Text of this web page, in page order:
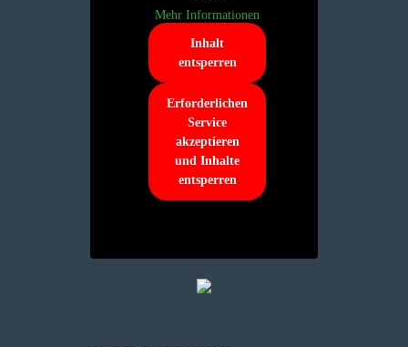
Mehr Informationen
Inhalt
entsperren
Erforderlichen
Service
akzeptieren
und Inhalte
entsperren